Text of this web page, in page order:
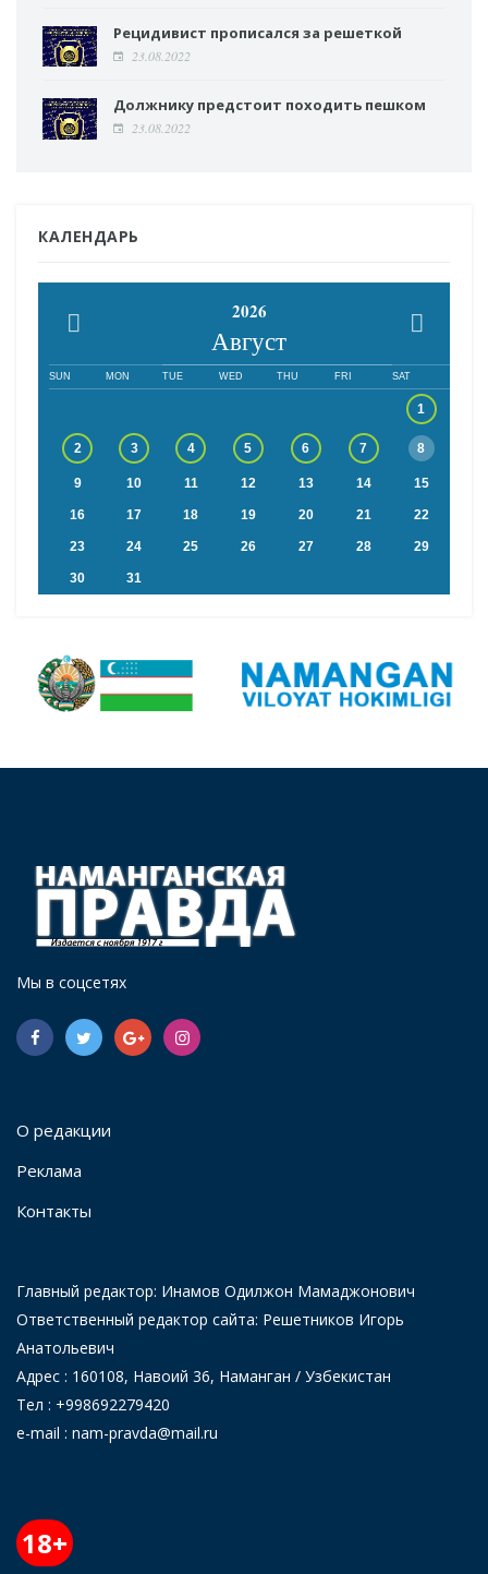
Рецидивист прописался за решеткой
23.08.2022
Должнику предстоит походить пешком
23.08.2022
КАЛЕНДАРЬ
2026
Август
SUN MON TUE WED THU FRI SAT
1
2 3 4 5 6 7 8
9 10 11 12 13 14 15
16 17 18 19 20 21 22
23 24 25 26 27 28 29
30 31
Мы в соцсетях
О редакции
Реклама
Контакты
Главный редактор: Инамов Одилжон Мамаджонович
Ответственный редактор сайта: Решетников Игорь
Анатольевич
Адрес : 160108, Навоий 36, Наманган / Узбекистан
Тел : +998692279420
e-mail : nam-pravda@mail.ru
18+